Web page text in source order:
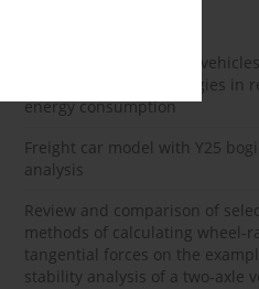
Energy efficiency in rail
contemporary technologies in
energy consumption
Freight car model with Y25
analysis
Review and comparison of
methods of calculating wheel-
tangential forces on the
stability analysis of a two-axle